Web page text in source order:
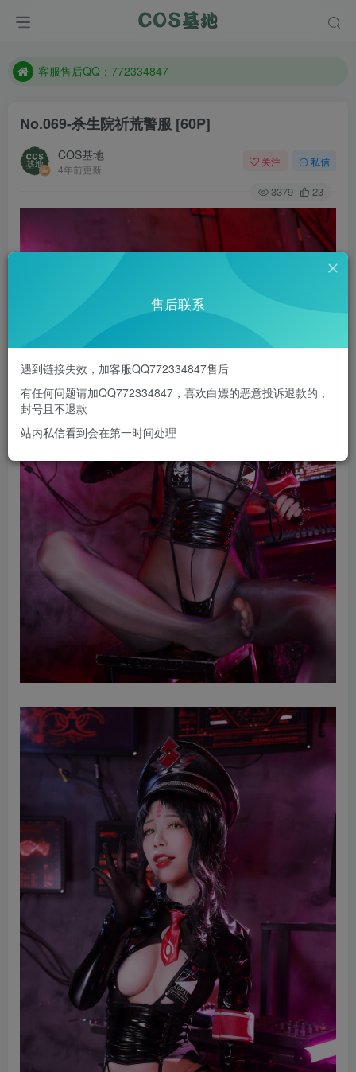
遇到任何问题加客服QQ：772334847
客服售后QQ：772334847
防失联：百度搜索《一七天佳》，实时查看最新站点。
No.069-杀生院祈荒警服 [60P]
COS基地
4年前更新
关注 私信
3379 23
售后联系
遇到链接失效，加客服QQ772334847售后
有任何问题请加QQ772334847，喜欢白嫖的恶意投诉退款的，
封号且不退款
站内私信看到会在第一时间处理